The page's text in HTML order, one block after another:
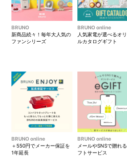
パッキンは取り外して洗える
ので、衛生的にお使いいただ
パッ
●FLOWERプレートセットΦ17
BRUNO
新商品続々！毎年大人気の
ファンシリーズ
BRUNO online
人気家電が選べるオ
ルカタログギフト
BRUNO online
＋550円でメーカー保証を
1年延長
BRUNO online
メールやSNSで贈れ
フトサービス